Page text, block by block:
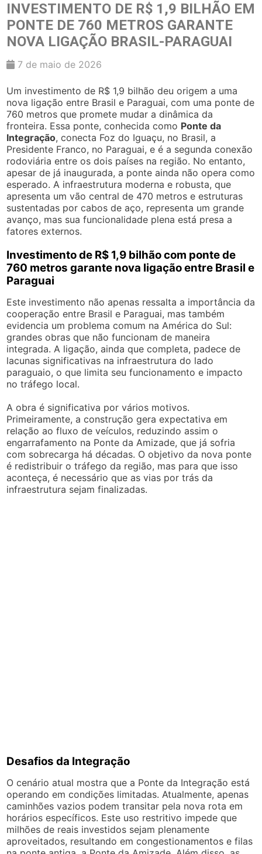
INVESTIMENTO DE R$ 1,9 BILHÃO EM
PONTE DE 760 METROS GARANTE
NOVA LIGAÇÃO BRASIL-PARAGUAI
7 de maio de 2026
Um investimento de R$ 1,9 bilhão deu origem a uma
nova ligação entre Brasil e Paraguai, com uma ponte de
760 metros que promete mudar a dinâmica da
fronteira. Essa ponte, conhecida como Ponte da
Integração, conecta Foz do Iguaçu, no Brasil, a
Presidente Franco, no Paraguai, e é a segunda conexão
rodoviária entre os dois países na região. No entanto,
apesar de já inaugurada, a ponte ainda não opera como
esperado. A infraestrutura moderna e robusta, que
apresenta um vão central de 470 metros e estruturas
sustentadas por cabos de aço, representa um grande
avanço, mas sua funcionalidade plena está presa a
fatores externos.
Investimento de R$ 1,9 bilhão com ponte de
760 metros garante nova ligação entre Brasil e
Paraguai
Este investimento não apenas ressalta a importância da
cooperação entre Brasil e Paraguai, mas também
evidencia um problema comum na América do Sul:
grandes obras que não funcionam de maneira
integrada. A ligação, ainda que completa, padece de
lacunas significativas na infraestrutura do lado
paraguaio, o que limita seu funcionamento e impacto
no tráfego local.
A obra é significativa por vários motivos.
Primeiramente, a construção gera expectativa em
relação ao fluxo de veículos, reduzindo assim o
engarrafamento na Ponte da Amizade, que já sofria
com sobrecarga há décadas. O objetivo da nova ponte
é redistribuir o tráfego da região, mas para que isso
aconteça, é necessário que as vias por trás da
infraestrutura sejam finalizadas.
Desafios da Integração
O cenário atual mostra que a Ponte da Integração está
operando em condições limitadas. Atualmente, apenas
caminhões vazios podem transitar pela nova rota em
horários específicos. Este uso restritivo impede que
milhões de reais investidos sejam plenamente
aproveitados, resultando em congestionamentos e filas